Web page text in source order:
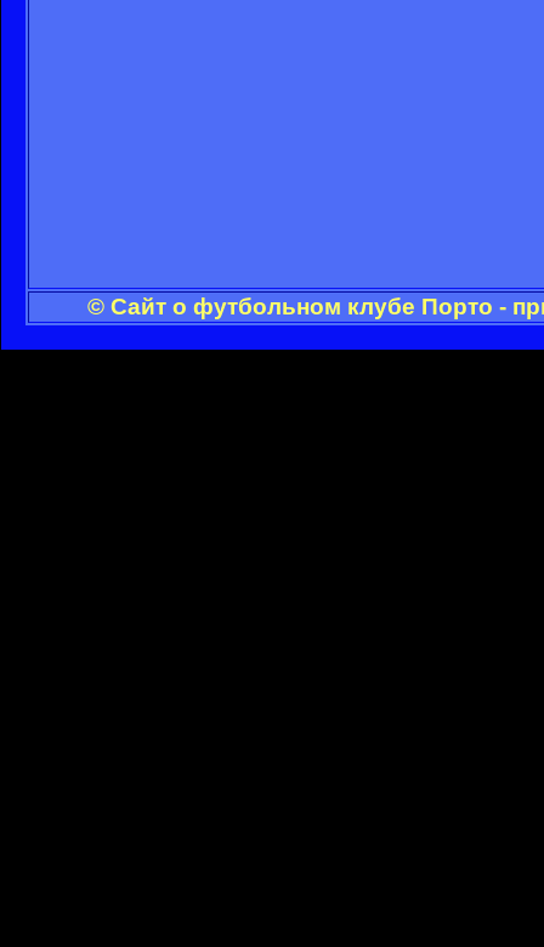
© Сайт о футбольном клубе Порто -